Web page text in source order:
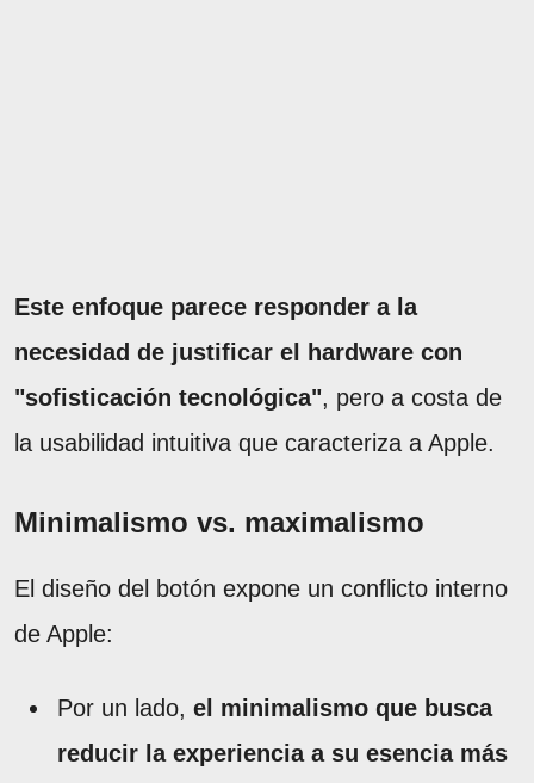
Este enfoque parece responder a la
necesidad de justificar el hardware con
"sofisticación tecnológica", pero a costa de
la usabilidad intuitiva que caracteriza a Apple.
Minimalismo vs. maximalismo
El diseño del botón expone un conflicto interno
de Apple:
Por un lado, el minimalismo que busca
reducir la experiencia a su esencia más